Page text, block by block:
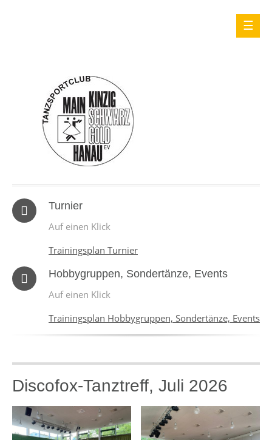
Turnier
Auf einen Klick
Trainingsplan Turnier
Hobbygruppen, Sondertänze, Events
Auf einen Klick
Trainingsplan Hobbygruppen, Sondertänze, Events
Discofox-Tanztreff, Juli 2026